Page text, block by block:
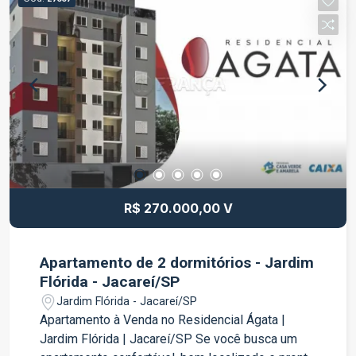
ampla e aconchegante; Cozinha com móveis
planejados; Área gourmet com churrasqueira,
perfeita para receber convidados; Ar-
condicionado na sala; Ar-condicionado em 01
dormitório; Ambientes funcionais e bem
iluminados. O condomínio oferece segurança,
tranquilidade e excelente localização,
proporcionando praticidade no dia a dia e
qualidade de vida para toda a família. Uma ótima
oportunidade para quem deseja morar em um
condomínio fechado com conforto e segurança.
Agende sua visita e venha conhecer este
R$ 270.000,00 V
Apartamento de 2 dormitórios - Jardim
Flórida - Jacareí/SP
Jardim Flórida - Jacareí/SP
Apartamento à Venda no Residencial Ágata |
Jardim Flórida | Jacareí/SP Se você busca um